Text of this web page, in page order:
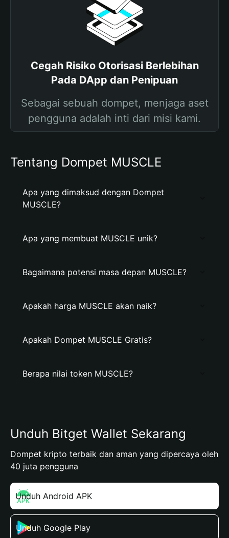
Cegah Risiko Otorisasi Berlebihan
Pada DApp dan Penipuan
Sebagai sebuah dompet, menjaga aset
pengguna adalah inti dari misi kami.
Tentang Dompet MUSCLE
Apa yang dimaksud dengan Dompet
MUSCLE?
Apa yang membuat MUSCLE unik?
Bagaimana potensi masa depan MUSCLE?
Apakah harga MUSCLE akan naik?
Apakah Dompet MUSCLE Gratis?
Berapa nilai token MUSCLE?
Unduh Bitget Wallet Sekarang
Dompet kripto terbaik dan aman yang dipercaya oleh
40 juta pengguna
Unduh Android APK
Unduh Google Play